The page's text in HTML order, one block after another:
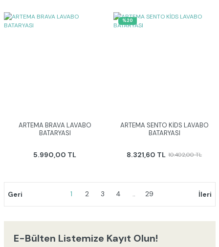
ARTEMA BRAVA LAVABO
BATARYASI
5.990,00 TL
%20
ARTEMA SENTO KİDS LAVABO
BATARYASI
8.321,60 TL 10.402,00 TL
1 2 3 4 .. 29
E-Bülten Listemize Kayıt Olun!